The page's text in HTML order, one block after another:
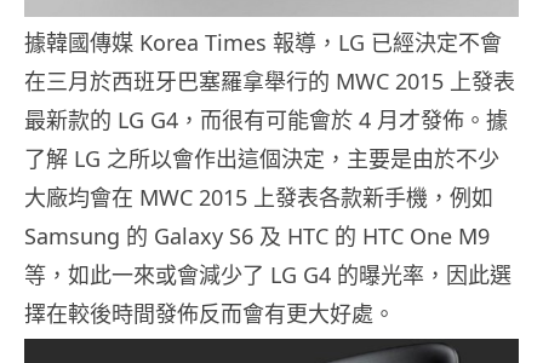
據韓國傳媒 Korea Times 報導，LG 已經決定不會
在三月於西班牙巴塞羅拿舉行的 MWC 2015 上發表
最新款的 LG G4，而很有可能會於 4 月才發佈。據
了解 LG 之所以會作出這個決定，主要是由於不少
大廠均會在 MWC 2015 上發表各款新手機，例如
Samsung 的 Galaxy S6 及 HTC 的 HTC One M9
等，如此一來或會減少了 LG G4 的曝光率，因此選
擇在較後時間發佈反而會有更大好處。